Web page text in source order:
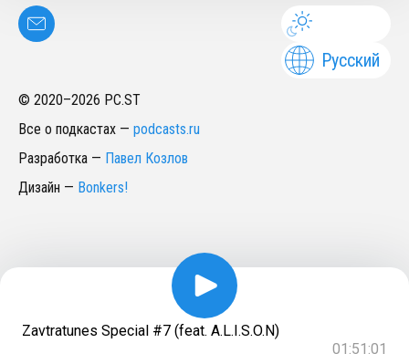
Русский
© 2020–2026 PC.ST
Все о подкастах — podcasts.ru
Разработка — Павел Козлов
Дизайн — Bonkers!
Zavtratunes Special #7 (feat. A.L.I.S.O.N)
01:51:01